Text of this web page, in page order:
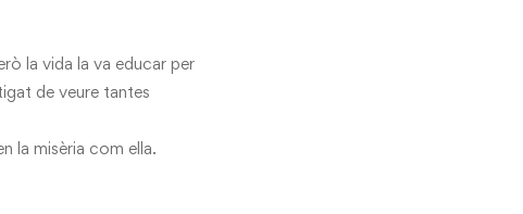
la vida la va educar per
de veure tantes
la misèria com ella.